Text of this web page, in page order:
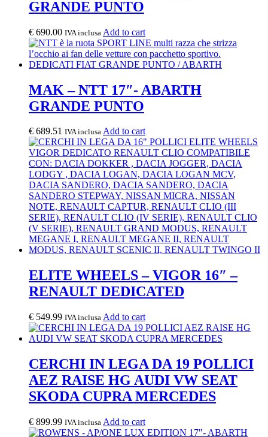
GRANDE PUNTO
€ 690.00 IVA inclusa Add to cart
MAK – NTT 17″- ABARTH
GRANDE PUNTO
€ 689.51 IVA inclusa Add to cart
ELITE WHEELS – VIGOR 16″ –
RENAULT DEDICATED
€ 549.99 IVA inclusa Add to cart
CERCHI IN LEGA DA 19 POLLICI
AEZ RAISE HG AUDI VW SEAT
SKODA CUPRA MERCEDES
€ 899.99 IVA inclusa Add to cart